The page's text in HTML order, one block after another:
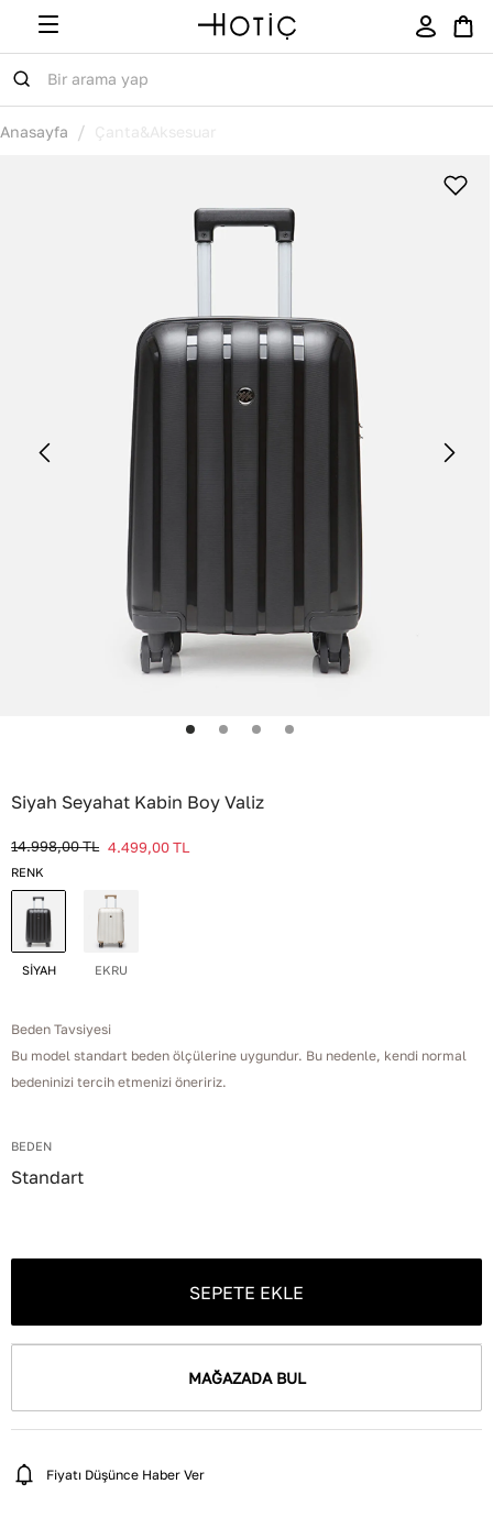
Anasayfa / Çanta&Aksesuar
Siyah Seyahat Kabin Boy Valiz
14.998,00TL 4.499,00TL
RENK
SİYAH EKRU
Beden Tavsiyesi
Bu model standart beden ölçülerine uygundur. Bu nedenle, kendi normal
bedeninizi tercih etmenizi öneririz.
BEDEN
Standart
SEPETE EKLE
MAĞAZADA BUL
Fiyatı Düşünce Haber Ver